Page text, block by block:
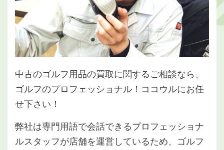
中古のゴルフ用品の買取に関するご相談なら、
ゴルフのプロフェッショナル！ココウルにお任
せ下さい！
弊社は専門用語で会話できるプロフェッショナ
ルスタッフが店舗を運営しているため、ゴルフ